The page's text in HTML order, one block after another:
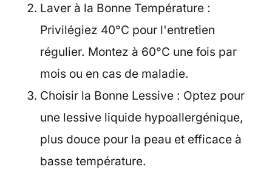
Laver à la Bonne Température :
Privilégiez 40°C pour l'entretien
régulier. Montez à 60°C une fois par
mois ou en cas de maladie.
Choisir la Bonne Lessive : Optez pour
une lessive liquide hypoallergénique,
plus douce pour la peau et efficace à
basse température.